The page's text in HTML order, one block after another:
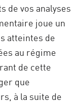
de vos analyses
joue un
atteintes de
au régime
de cette
que
à la suite de